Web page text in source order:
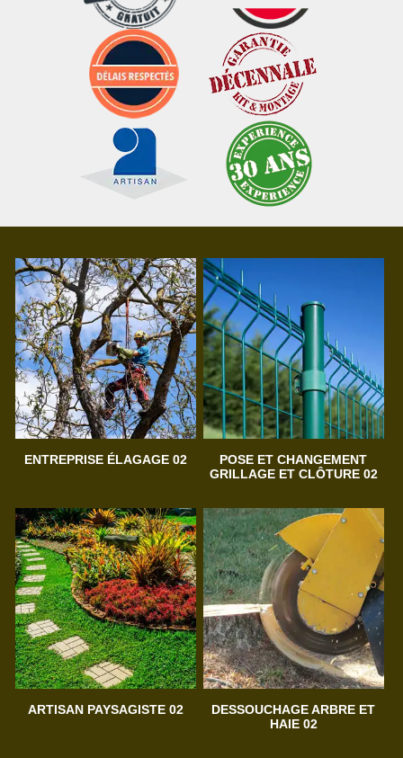
ENTREPRISE ÉLAGAGE 02
POSE ET CHANGEMENT
GRILLAGE ET CLÔTURE 02
ARTISAN PAYSAGISTE 02
DESSOUCHAGE ARBRE ET
HAIE 02